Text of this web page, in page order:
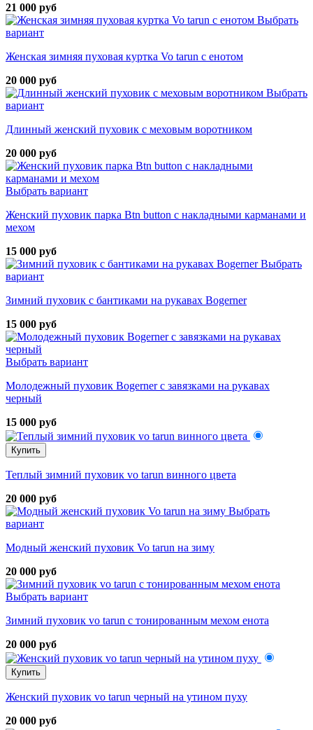
21 000 руб
Выбрать
вариант
Женская зимняя пуховая куртка Vo tarun с енотом
20 000 руб
Выбрать
вариант
Длинный женский пуховик с меховым воротником
20 000 руб
Выбрать вариант
Женский пуховик парка Btn button с накладными карманами и
мехом
15 000 руб
Выбрать
вариант
Зимний пуховик с бантиками на рукавах Bogerner
15 000 руб
Выбрать вариант
Молодежный пуховик Bogerner с завязками на рукавах
черный
15 000 руб
Купить
Теплый зимний пуховик vo tarun винного цвета
20 000 руб
Выбрать
вариант
Модный женский пуховик Vo tarun на зиму
20 000 руб
Выбрать вариант
Зимний пуховик vo tarun с тонированным мехом енота
20 000 руб
Купить
Женский пуховик vo tarun черный на утином пуху
20 000 руб